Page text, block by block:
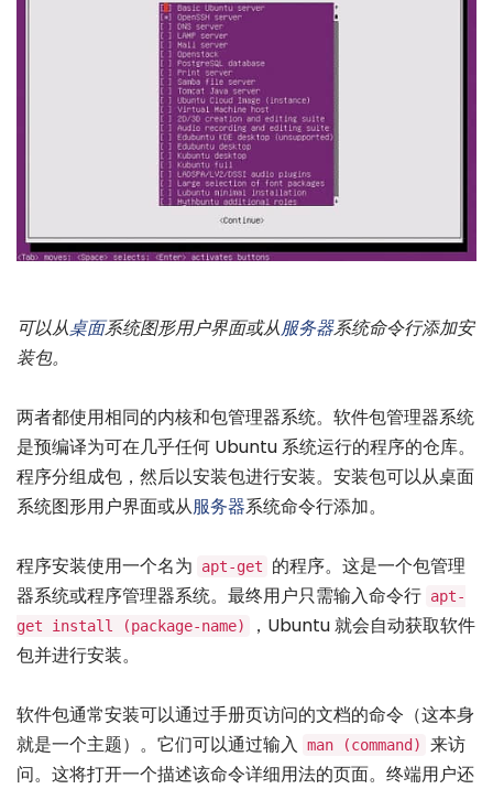
可以从桌面系统图形用户界面或从服务器系统命令行添加安
装包。
两者都使用相同的内核和包管理器系统。软件包管理器系统
是预编译为可在几乎任何 Ubuntu 系统运行的程序的仓库。
程序分组成包，然后以安装包进行安装。安装包可以从桌面
系统图形用户界面或从服务器系统命令行添加。
程序安装使用一个名为 apt-get
的程序。这是一个包管理
器系统或程序管理器系统。最终用户只需输入命令行 apt-
get install (package-name)
，Ubuntu 就会自动获取软件
包并进行安装。
软件包通常安装可以通过手册页访问的文档的命令（这本身
就是一个主题）。它们可以通过输入 man (command)
来访
问。这将打开一个描述该命令详细用法的页面。终端用户还